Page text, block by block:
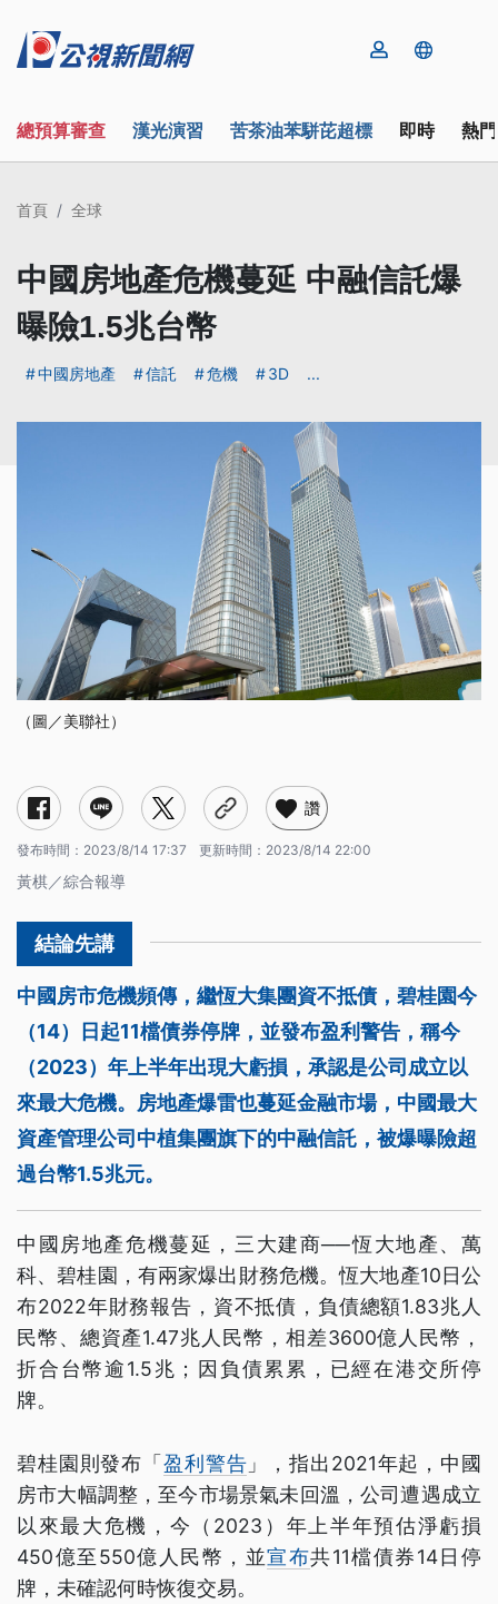
總預算審查 漢光演習 苦茶油苯駢芘超標 即時 熱
首頁 全球
中國房地產危機蔓延 中融信託爆
曝險1.5兆台幣
中國房地產 信託 危機 3D ...
（圖／美聯社）
讚
發布時間： 2023/8/14 17:37 更新時間： 2023/8/14 22:00
黃棋／綜合報導
中國房市危機頻傳，繼恆大集團資不抵債，碧桂園今
（14）日起11檔債券停牌，並發布盈利警告，稱今
（2023）年上半年出現大虧損，承認是公司成立以
來最大危機。房地產爆雷也蔓延金融市場，中國最大
資產管理公司中植集團旗下的中融信託，被爆曝險超
過台幣1.5兆元。
中國房地產危機蔓延，三大建商──恆大地產、萬
科、碧桂園，有兩家爆出財務危機。恆大地產10日公
布2022年財務報告，資不抵債，負債總額1.83兆人
民幣、總資產1.47兆人民幣，相差3600億人民幣，
折合台幣逾1.5兆；因負債累累，已經在港交所停
牌。
碧桂園則發布「盈利警告 」，指出2021年起，中國
房市大幅調整，至今市場景氣未回溫，公司遭遇成立
以來最大危機，今（2023）年上半年預估淨虧損
450億至550億人民幣，並宣布共11檔債券14日停
牌，未確認何時恢復交易。